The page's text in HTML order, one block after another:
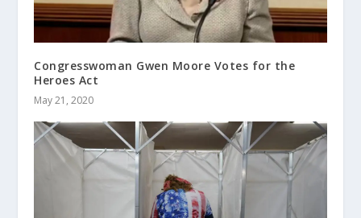
Congresswoman Gwen Moore Votes for the
Heroes Act
May 21, 2020